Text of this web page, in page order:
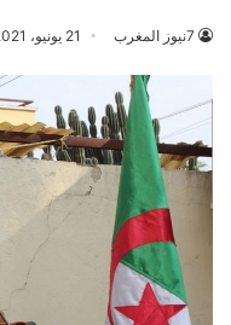
7نيوز المغرب 21 يونيو، 2021